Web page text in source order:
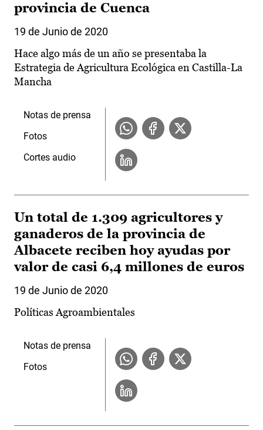
provincia de Cuenca
19 de Junio de 2020
Hace algo más de un año se presentaba la
Estrategia de Agricultura Ecológica en Castilla-La
Mancha
Notas de prensa
Fotos
Cortes audio
Un total de 1.309 agricultores y
ganaderos de la provincia de
Albacete reciben hoy ayudas por
valor de casi 6,4 millones de euros
19 de Junio de 2020
Políticas Agroambientales
Notas de prensa
Fotos